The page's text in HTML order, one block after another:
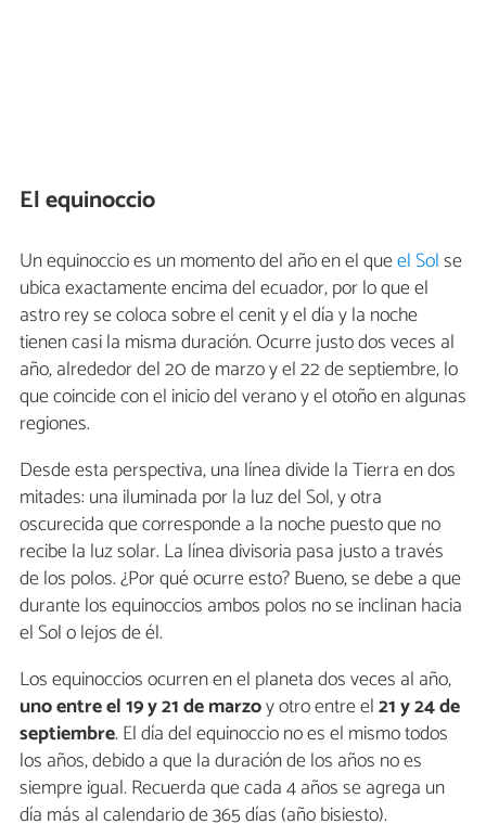
El equinoccio
Un equinoccio es un momento del año en el queel Solse
ubica exactamente encima del ecuador, por lo que el
astro rey se coloca sobre el cenit y el día y la noche
tienen casi la misma duración. Ocurre justo dos veces al
año, alrededor del 20 de marzo y el 22 de septiembre, lo
que coincide con el inicio del verano y el otoño en algunas
regiones.
Desde esta perspectiva, una línea divide la Tierra en dos
mitades: una iluminada por la luz del Sol, y otra
oscurecida que corresponde a la noche puesto que no
recibe la luz solar. La línea divisoria pasa justo a través
de los polos. ¿Por qué ocurre esto? Bueno, se debe a que
durante los equinoccios ambos polos no se inclinan hacia
el Sol o lejos de él.
Los equinoccios ocurren en el planeta dos veces al año,
uno entre el 19 y 21 de marzoy otro entre el21 y 24 de
septiembre. El día del equinoccio no es el mismo todos
los años, debido a que la duración de los años no es
siempre igual. Recuerda que cada 4 años se agrega un
día más al calendario de 365 días (año bisiesto).